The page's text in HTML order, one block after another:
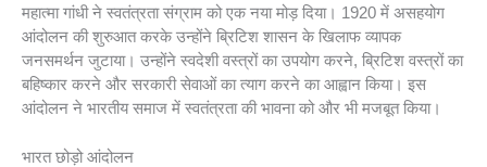
महात्मा गांधी ने स्वतंत्रता संग्राम को एक नया मोड़ दिया। 1920 में असहयोग
आंदोलन की शुरुआत करके उन्होंने ब्रिटिश शासन के खिलाफ व्यापक
जनसमर्थन जुटाया। उन्होंने स्वदेशी वस्त्रों का उपयोग करने, ब्रिटिश वस्त्रों का
बहिष्कार करने और सरकारी सेवाओं का त्याग करने का आह्वान किया। इस
आंदोलन ने भारतीय समाज में स्वतंत्रता की भावना को और भी मजबूत किया।
भारत छोड़ो आंदोलन